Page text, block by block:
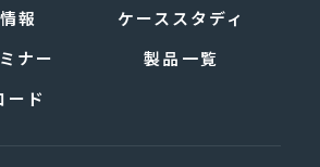
報
ケーススタディ
ナー
製品一覧
ード